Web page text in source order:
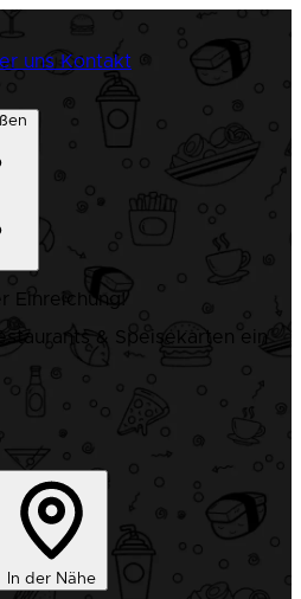
uns Kontakt
Einreichung!
& Speisekarten ein
In der Nähe